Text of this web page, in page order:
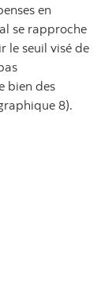
en
se rapproche
le seuil visé de
bien des
8).